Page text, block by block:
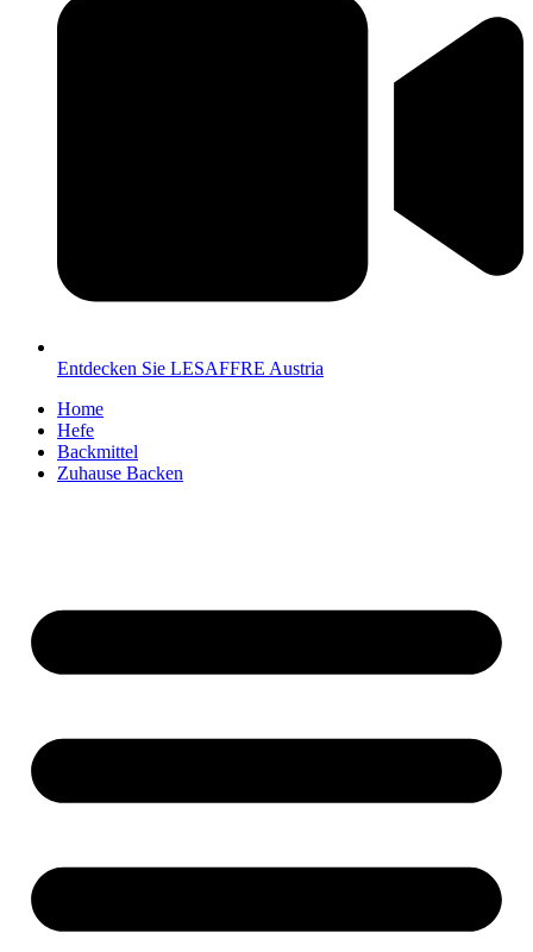
Entdecken Sie LESAFFRE Austria
Home
Hefe
Backmittel
Zuhause Backen